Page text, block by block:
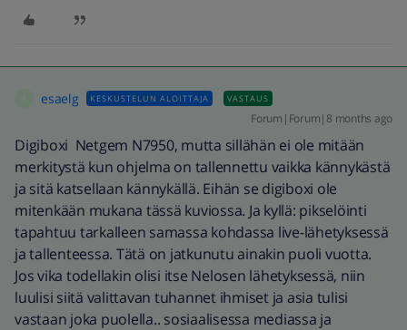
esaelg KESKUSTELUN ALOITTAJA VASTAUS
Forum|Forum|8 months ago
Digiboxi Netgem N7950, mutta sillähän ei ole mitään
merkitystä kun ohjelma on tallennettu vaikka kännykästä
ja sitä katsellaan kännykällä. Eihän se digiboxi ole
mitenkään mukana tässä kuviossa. Ja kyllä: pikselöinti
tapahtuu tarkalleen samassa kohdassa live-lähetyksessä
ja tallenteessa. Tätä on jatkunutu ainakin puoli vuotta.
Jos vika todellakin olisi itse Nelosen lähetyksessä, niin
luulisi siitä valittavan tuhannet ihmiset ja asia tulisi
vastaan joka puolella.. sosiaalisessa mediassa ja